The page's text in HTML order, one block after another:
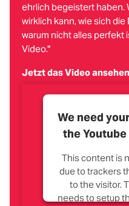
ehrlich begeistert haben.
wirklich kann, wie sich
warum nicht alles perfekt
Video."
Jetzt das Video
We need
the
This content is
due to trackers
to the visitor.
needs to setup